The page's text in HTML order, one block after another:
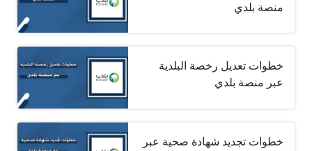
منصة بلدي
خطوات تعديل رخصة البلدية
عبر منصة بلدي
خطوات تجديد شهادة صحية عبر